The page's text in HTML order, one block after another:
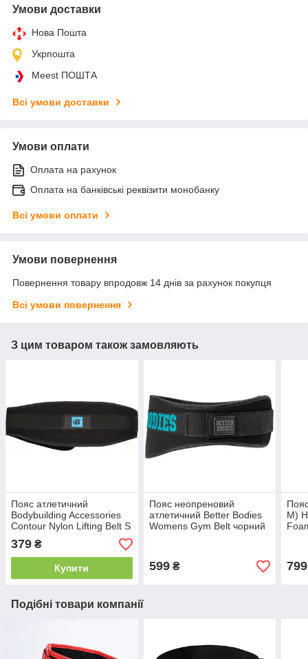
Умови доставки
Нова Пошта
Укрпошта
Meest ПОШТА
Всі умови доставки
Умови оплати
Оплата на рахунок
Оплата на банківські реквізити монобанку
Всі умови оплати
Умови повернення
Повернення товару впродовж 14 днів за рахунок покупця
Всі умови повернення
З цим товаром також замовляють
Пояс атлетичний
Bodybuilding Accessories
Contour Nylon Lifting Belt S
L XL
379 ₴
Купити
Пояс неопреновий
атлетичний Better Bodies
Womens Gym Belt чорний
599₴
M)
799
Подібні товари компанії